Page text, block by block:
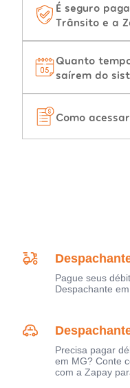
É seguro
Trânsito e a
Quanto
saírem do
Como
Pague seus
Despachante
Precisa pagar
em MG? Conte
com a Zapay